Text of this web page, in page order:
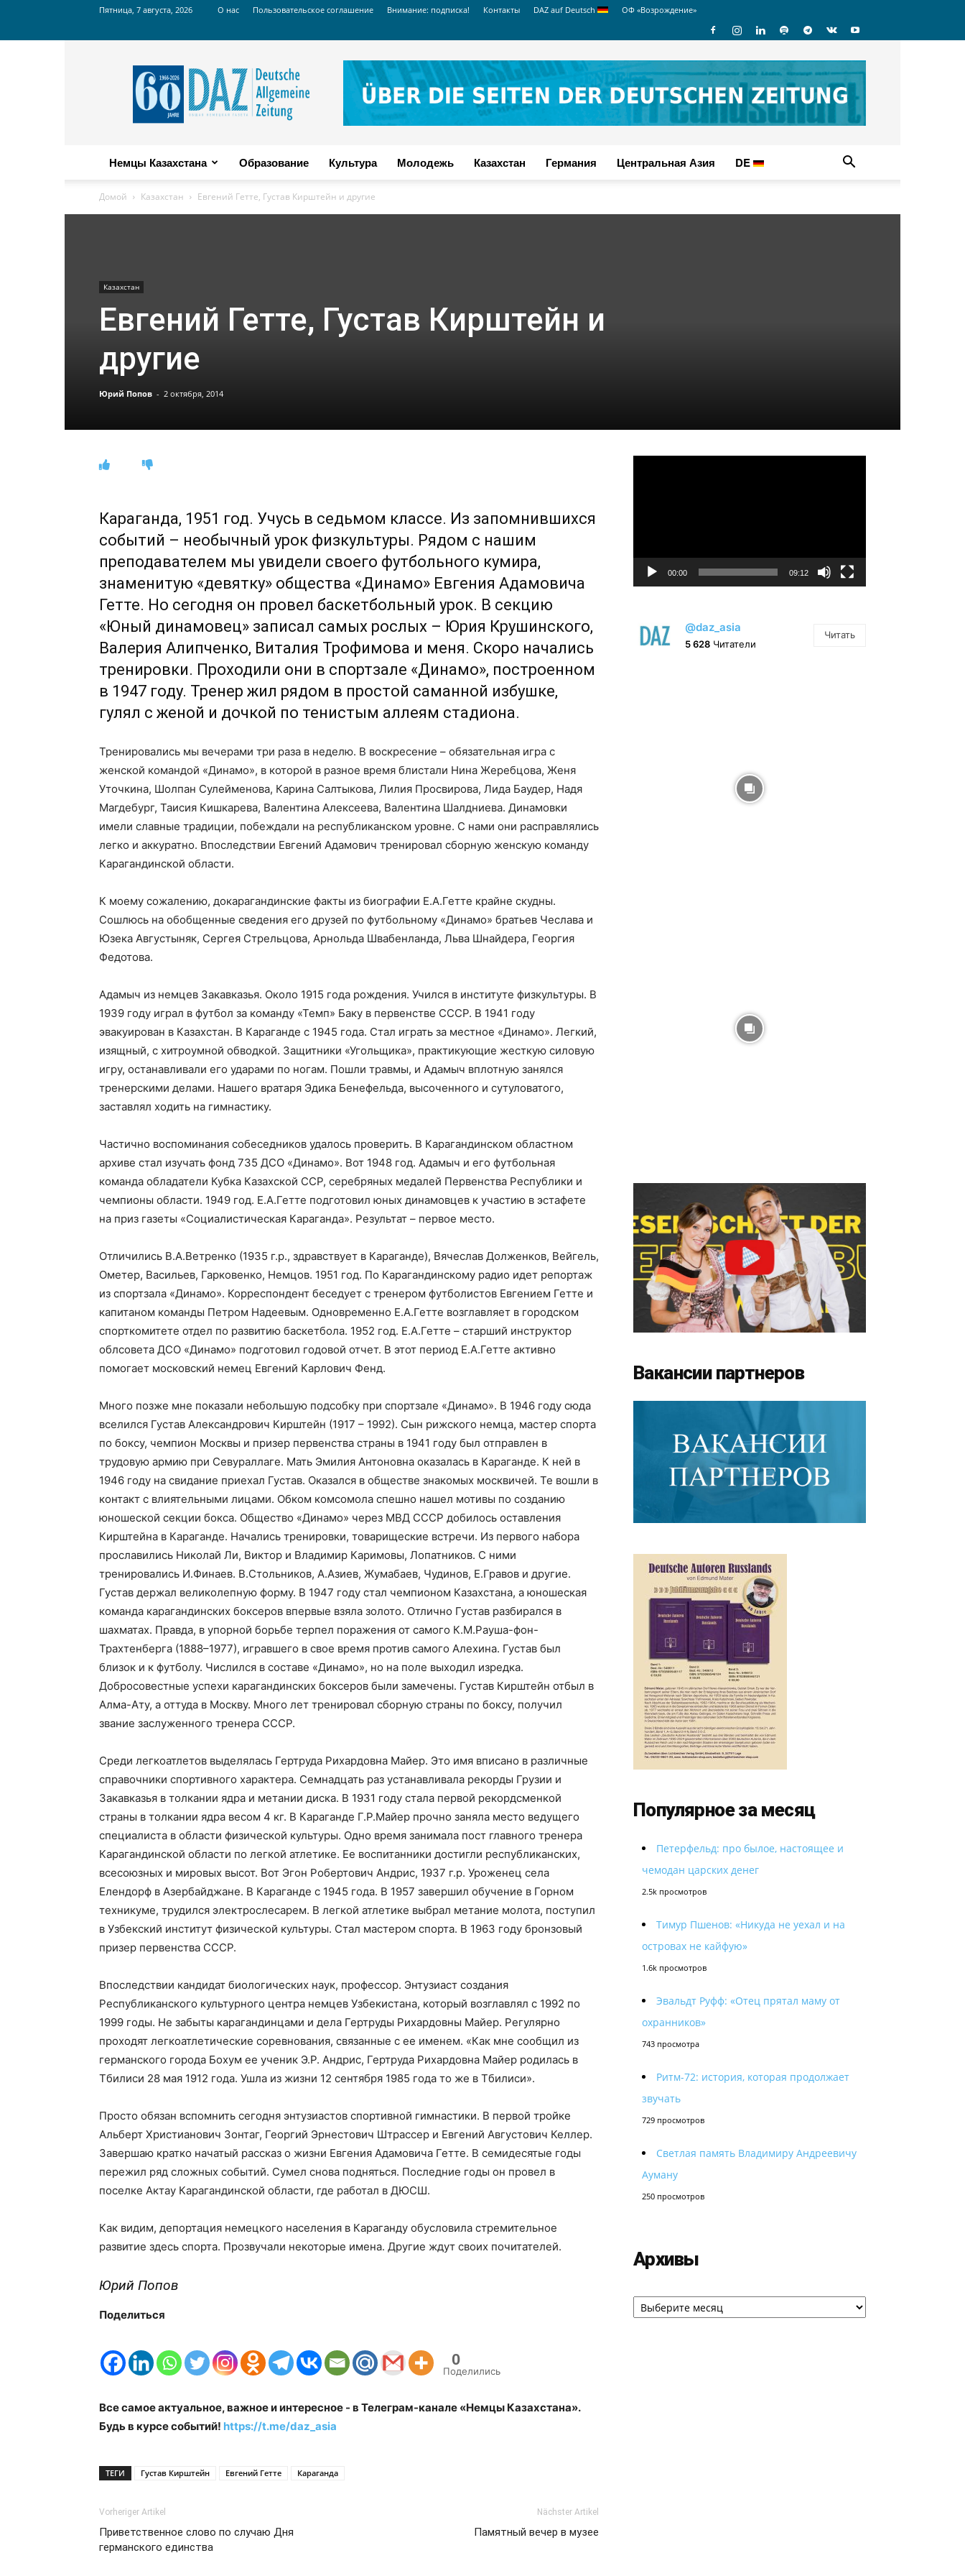
Пятница, 7 августа, 2026 О нас Пользовательское соглашение Внимание: подписка! Контакты DAZ auf Deutsch ОФ «Возрождение»
Russian
DAZ
Немцы Казахстана Образование Культура Молодежь Казахстан Германия Центральная Азия DE
Домой Казахстан Евгений Гетте, Густав Кирштейн и другие
Казахстан
Евгений Гетте, Густав Кирштейн и
другие
Юрий Попов - 2 октября, 2014
Караганда, 1951 год. Учусь в седьмом классе. Из запомнившихся
событий – необычный урок физкультуры. Рядом с нашим
преподавателем мы увидели своего футбольного кумира,
знаменитую «девятку» общества «Динамо» Евгения Адамовича
Гетте. Но сегодня он провел баскетбольный урок. В секцию
«Юный динамовец» записал самых рослых – Юрия Крушинского,
Валерия Алипченко, Виталия Трофимова и меня. Скоро начались
тренировки. Проходили они в спортзале «Динамо», построенном
в 1947 году. Тренер жил рядом в простой саманной избушке,
гулял с женой и дочкой по тенистым аллеям стадиона.
Тренировались мы вечерами три раза в неделю. В воскресение – обязательная игра с
женской командой «Динамо», в которой в разное время блистали Нина Жеребцова, Женя
Уточкина, Шолпан Сулейменова, Карина Салтыкова, Лилия Просвирова, Лида Баудер, Надя
Магдебург, Таисия Кишкарева, Валентина Алексеева, Валентина Шалдниева. Динамовки
имели славные традиции, побеждали на республиканском уровне. С нами они расправлялись
легко и аккуратно. Впоследствии Евгений Адамович тренировал сборную женскую команду
Карагандинской области.
К моему сожалению, докарагандинские факты из биографии Е.А.Гетте крайне скудны.
Сошлюсь на обобщенные сведения его друзей по футбольному «Динамо» братьев Чеслава и
Юзека Августыняк, Сергея Стрельцова, Арнольда Швабенланда, Льва Шнайдера, Георгия
Федотова.
Адамыч из немцев Закавказья. Около 1915 года рождения. Учился в институте физкультуры. В
1939 году играл в футбол за команду «Темп» Баку в первенстве СССР. В 1941 году
эвакуирован в Казахстан. В Караганде с 1945 года. Стал играть за местное «Динамо». Легкий,
изящный, с хитроумной обводкой. Защитники «Угольщика», практикующие жесткую силовую
игру, останавливали его ударами по ногам. Пошли травмы, и Адамыч вплотную занялся
тренерскими делами. Нашего вратаря Эдика Бенефельда, высоченного и сутуловатого,
заставлял ходить на гимнастику.
Частично воспоминания собеседников удалось проверить. В Карагандинском областном
архиве стал изучать фонд 735 ДСО «Динамо». Вот 1948 год. Адамыч и его футбольная
команда обладатели Кубка Казахской ССР, серебряных медалей Первенства Республики и
чемпионы области. 1949 год. Е.А.Гетте подготовил юных динамовцев к участию в эстафете
на приз газеты «Социалистическая Караганда». Результат – первое место.
Отличились В.А.Ветренко (1935 г.р., здравствует в Караганде), Вячеслав Долженков, Вейгель,
Ометер, Васильев, Гарковенко, Немцов. 1951 год. По Карагандинскому радио идет репортаж
из спортзала «Динамо». Корреспондент беседует с тренером футболистов Евгением Гетте и
капитаном команды Петром Надеевым. Одновременно Е.А.Гетте возглавляет в городском
спорткомитете отдел по развитию баскетбола. 1952 год. Е.А.Гетте – старший инструктор
облсовета ДСО «Динамо» подготовил годовой отчет. В этот период Е.А.Гетте активно
помогает московский немец Евгений Карлович Фенд.
Много позже мне показали небольшую подсобку при спортзале «Динамо». В 1946 году сюда
вселился Густав Александрович Кирштейн (1917 – 1992). Сын рижского немца, мастер спорта
по боксу, чемпион Москвы и призер первенства страны в 1941 году был отправлен в
трудовую армию при Севураллаге. Мать Эмилия Антоновна оказалась в Караганде. К ней в
1946 году на свидание приехал Густав. Оказался в обществе знакомых москвичей. Те вошли в
контакт с влиятельными лицами. Обком комсомола спешно нашел мотивы по созданию
юношеской секции бокса. Общество «Динамо» через МВД СССР добилось оставления
Кирштейна в Караганде. Начались тренировки, товарищеские встречи. Из первого набора
прославились Николай Ли, Виктор и Владимир Каримовы, Лопатников. С ними
тренировались И.Финаев. В.Стольников, А.Азиев, Жумабаев, Чудинов, Е.Гравов и другие.
Густав держал великолепную форму. В 1947 году стал чемпионом Казахстана, а юношеская
команда карагандинских боксеров впервые взяла золото. Отлично Густав разбирался в
шахматах. Правда, в упорной борьбе терпел поражения от самого К.М.Рауша-фон-
Трахтенберга (1888–1977), игравшего в свое время против самого Алехина. Густав был
близок и к футболу. Числился в составе «Динамо», но на поле выходил изредка.
Добросовестные успехи карагандинских боксеров были замечены. Густав Кирштейн отбыл в
Алма-Ату, а оттуда в Москву. Много лет тренировал сборную страны по боксу, получил
звание заслуженного тренера СССР.
Среди легкоатлетов выделялась Гертруда Рихардовна Майер. Это имя вписано в различные
справочники спортивного характера. Семнадцать раз устанавливала рекорды Грузии и
Закавказья в толкании ядра и метании диска. В 1931 году стала первой рекордсменкой
страны в толкании ядра весом 4 кг. В Караганде Г.Р.Майер прочно заняла место ведущего
специалиста в области физической культуры. Одно время занимала пост главного тренера
Карагандинской области по легкой атлетике. Ее воспитанники достигли республиканских,
всесоюзных и мировых высот. Вот Эгон Робертович Андрис, 1937 г.р. Уроженец села
Елендорф в Азербайджане. В Караганде с 1945 года. В 1957 завершил обучение в Горном
техникуме, трудился электрослесарем. В легкой атлетике выбрал метание молота, поступил
в Узбекский институт физической культуры. Стал мастером спорта. В 1963 году бронзовый
призер первенства СССР.
Впоследствии кандидат биологических наук, профессор. Энтузиаст создания
Республиканского культурного центра немцев Узбекистана, который возглавлял с 1992 по
1999 годы. Не забыты карагандинцами и дела Гертруды Рихардовны Майер. Регулярно
проходят легкоатлетические соревнования, связанные с ее именем. «Как мне сообщил из
германского города Бохум ее ученик Э.Р. Андрис, Гертруда Рихардовна Майер родилась в
Тбилиси 28 мая 1912 года. Ушла из жизни 12 сентября 1985 года то же в Тбилиси».
Просто обязан вспомнить сегодня энтузиастов спортивной гимнастики. В первой тройке
Альберт Христианович Зонтаг, Георгий Эрнестович Штрассер и Евгений Августович Келлер.
Завершаю кратко начатый рассказ о жизни Евгения Адамовича Гетте. В семидесятые годы
пережил ряд сложных событий. Сумел снова подняться. Последние годы он провел в
поселке Актау Карагандинской области, где работал в ДЮСШ.
Как видим, депортация немецкого населения в Караганду обусловила стремительное
развитие здесь спорта. Прозвучали некоторые имена. Другие ждут своих почитателей.
Юрий Попов
Поделиться
0
Поделились
Все самое актуальное, важное и интересное - в Телеграм-канале «Немцы Казахстана».
Будь в курсе событий! https://t.me/daz_asia
ТЕГИ Густав Кирштейн Евгений Гетте Караганда
Vorheriger Artikel
Приветственное слово по случаю Дня
германского единства
Nächster Artikel
Памятный вечер в музее
00:00 09:12
@daz_asia
5 628 Читатели
Читать
Вакансии партнеров
Популярное за месяц
Петерфельд: про былое, настоящее и
чемодан царских денег
2.5k просмотров
Тимур Пшенов: «Никуда не уехал и на
островах не кайфую»
1.6k просмотров
Эвальдт Руфф: «Отец прятал маму от
охранников»
743 просмотра
Ритм-72: история, которая продолжает
звучать
729 просмотров
Светлая память Владимиру Андреевичу
Ауману
250 просмотров
Архивы
Архивы